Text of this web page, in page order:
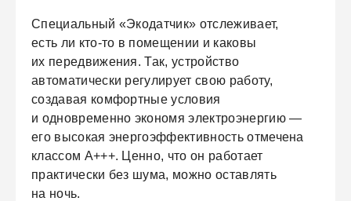
Специальный «Экодатчик» отслеживает,
есть ли кто-то в помещении и каковы
их передвижения. Так, устройство
автоматически регулирует свою работу,
создавая комфортные условия
и одновременно экономя электроэнергию —
его высокая энергоэффективность отмечена
классом A+++. Ценно, что он работает
практически без шума, можно оставлять
на ночь.